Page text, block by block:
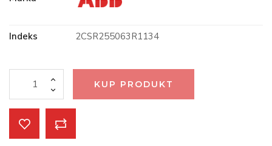
Indeks 2CSR255063R1134
KUP PRODUKT